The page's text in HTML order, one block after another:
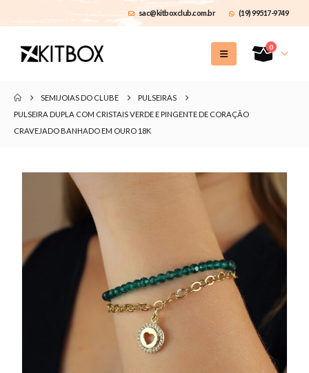
sac@kitboxclub.com.br (19) 99517-9749
0
SEMIJOIAS DO CLUBE
PULSEIRAS
PULSEIRA DUPLA COM CRISTAIS VERDE E PINGENTE DE CORAÇÃO
CRAVEJADO BANHADO EM OURO 18K